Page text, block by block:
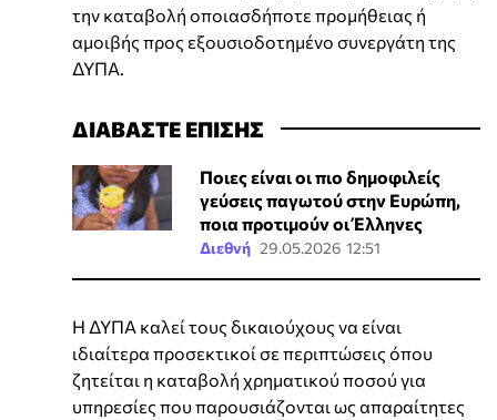
την καταβολή οποιασδήποτε προμήθειας ή
αμοιβής προς εξουσιοδοτημένο συνεργάτη της
ΔΥΠΑ.
ΔΙΑΒΑΣΤΕ ΕΠΙΣΗΣ
Ποιες είναι οι πιο δημοφιλείς
γεύσεις παγωτού στην Ευρώπη,
ποια προτιμούν οι Έλληνες
Διεθνή 29.05.2026 12:51
Η ΔΥΠΑ καλεί τους δικαιούχους να είναι
ιδιαίτερα προσεκτικοί σε περιπτώσεις όπου
ζητείται η καταβολή χρηματικού ποσού για
υπηρεσίες που παρουσιάζονται ως απαραίτητες